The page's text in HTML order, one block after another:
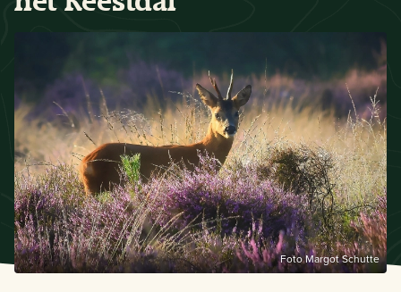
Foto Margot Schutte